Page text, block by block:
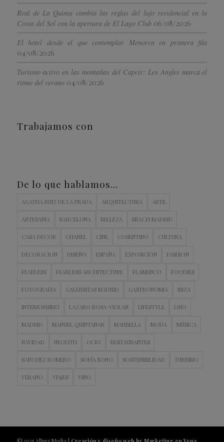
Real de La Quinta cambia las reglas del lujo residencial en la
Costa del Sol con la apertura de El Lago Club 06/08/2026
El hotel desde el que contemplar Menorca en primera fila
04/08/2026
Turismo activo en las montañas del Capcir: Les Angles marca el
ritmo del verano 04/08/2026
Trabajamos con
De lo que hablamos…
AGATHA RUIZ DE LA PRADA ARQUITECTURA ARTE
ARTESANIA BARCELONA BELLEZA BRACH MADRID
CASA DECOR CHANEL CINE COSENTINO CULTURA
DECORACION DISEÑO ESPAÑA EXPOSICIÓN FASHION
FEARLESS FEARLESS ARCHITECTURE FLAMENCO FOODIES
FOTOGRAFIA GALERISTAS MADRID GASTRONOMIA IBIZA
INTERIORISMO LAZARO ROSA-VIOLAN LIFESTYLE LUJO
MADRID MANUEL QUINTANAR MARBELLA MODA MÚSICA
NAVIDAD NEOLITH OCIO RESTAURANTES
SANCHEZ ROMERO SOFÍA BONO SOSTENIBILIDAD TURISMO
VERANO VIAJES VINO